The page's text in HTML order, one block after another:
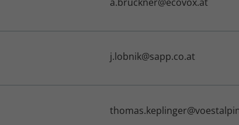
j.lobnik@sapp.co.at